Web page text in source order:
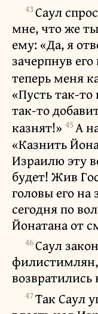
43Саул
мне, что же
ему: «Да, я
зачерпнув
теперь меня
«Пусть так-
так-то
казнят!» 45А
«Казнить
Израилю эту
будет! Жив
головы его
сегодня по
Йонатана от
46Саул
возвратились
47Так Саул